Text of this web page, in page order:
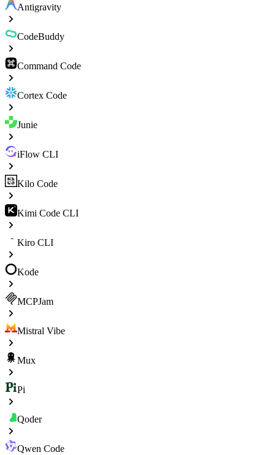
Antigravity
CodeBuddy
Command Code
Cortex Code
Junie
iFlow CLI
Kilo Code
Kimi Code CLI
Kiro CLI
Kode
MCPJam
Mistral Vibe
Mux
Pi
Qoder
Qwen Code